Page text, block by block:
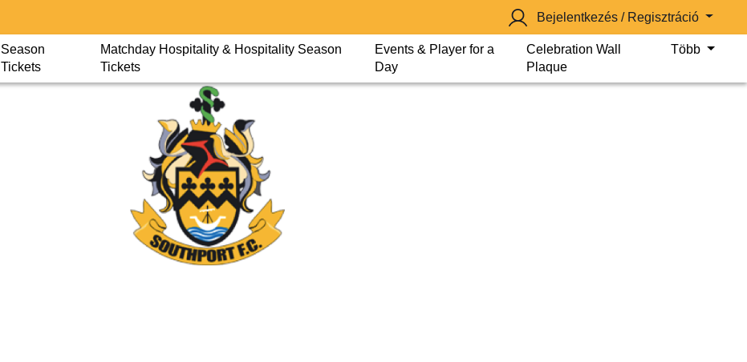
Bejelentkezés / Regisztráció
Season
Tickets
Matchday Hospitality & Hospitality Season
Tickets
Events & Player for a
Day
Celebration Wall
Plaque
Több